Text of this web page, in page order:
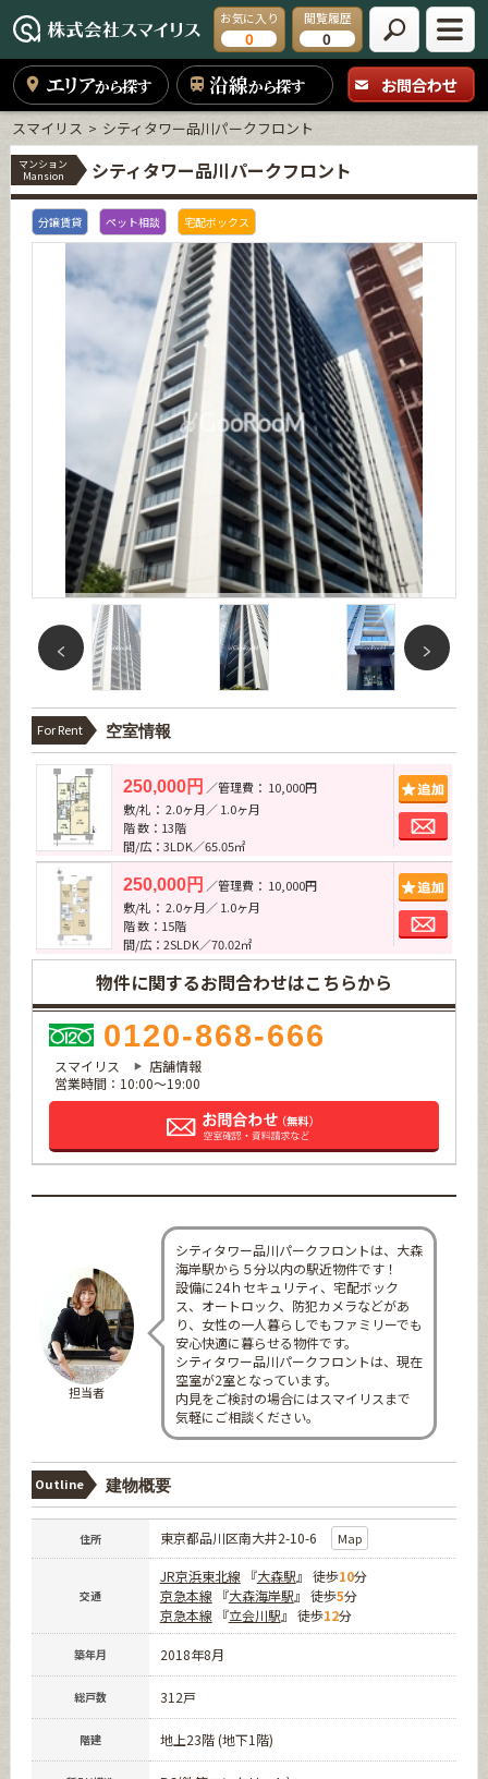
お気に入り
0
閲覧履歴
0
エリアから探す 沿線から探す お問合わせ
スマイリス シティタワー品川パークフロント
マンション
Mansion
シティタワー品川パークフロント
分譲賃貸 ペット相談 宅配ボックス
For Rent 空室情報
250,000円 ／管理費： 10,000円
敷/礼： 2.0ヶ月／ 1.0ヶ月
階 数：13階
間/広：3LDK／65.05㎡
250,000円 ／管理費： 10,000円
敷/礼： 2.0ヶ月／ 1.0ヶ月
階 数：15階
間/広：2SLDK／70.02㎡
物件に関するお問合わせはこちらから
0120-868-666
スマイリス
店舗情報
営業時間：10:00～19:00
担当者
シティタワー品川パークフロントは、大森
海岸駅から５分以内の駅近物件です！
設備に24ｈセキュリティ、宅配ボック
ス、オートロック、防犯カメラなどがあ
り、女性の一人暮らしでもファミリーでも
安心快適に暮らせる物件です。
シティタワー品川パークフロントは、現在
空室が2室となっています。
内見をご検討の場合にはスマイリスまで
気軽にご相談ください。
Outline 建物概要
住所 東京都品川区南大井2-10-6 Map
交通
JR京浜東北線『大森駅』 徒歩10分
京急本線『大森海岸駅』 徒歩5分
京急本線『立会川駅』 徒歩12分
築年月 2018年8月
総戸数 312戸
階建 地上23階 (地下1階)